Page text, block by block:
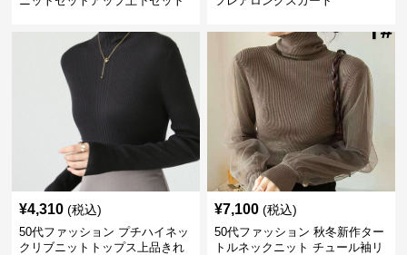
¥4,310 (税込)
50代ファッション プチハイネッ
クリブニットトップス上品きれ
¥7,100 (税込)
50代ファッション 秋冬新作ター
トルネックニット チュール袖リ